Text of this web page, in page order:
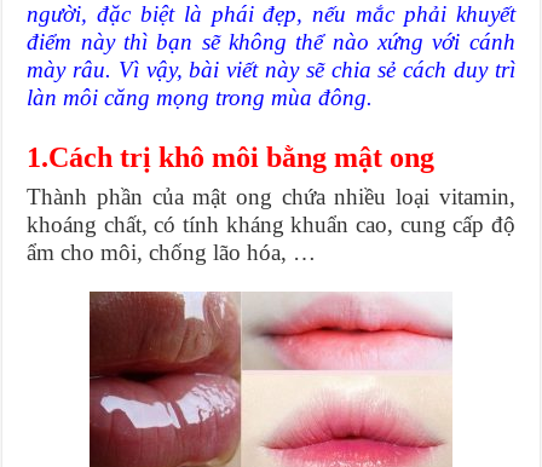
người, đặc biệt là phái đẹp, nếu mắc phải khuyết
điểm này thì bạn sẽ không thể nào xứng với cánh
mày râu. Vì vậy, bài viết này sẽ chia sẻ cách duy trì
làn môi căng mọng trong mùa đông.
1.Cách trị khô môi bằng mật ong
Thành phần của mật ong chứa nhiều loại vitamin,
khoáng chất, có tính kháng khuẩn cao, cung cấp độ
ẩm cho môi, chống lão hóa, …